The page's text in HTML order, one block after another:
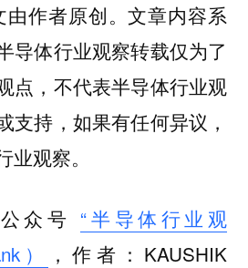
由作者原创。文章内容系
导体行业观察转载仅为了
点，不代表半导体行业观
支持，如果有任何异议，
观察。
众号 “半导体行业观
）
，作者：KAUSHIK